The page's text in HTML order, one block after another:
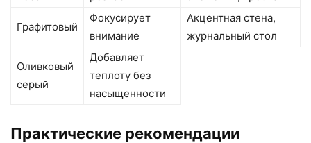
Графитовый
Фокусирует
внимание
Акцентная стена,
журнальный стол
Оливковый
серый
Добавляет
теплоту без
насыщенности
Практические рекомендации